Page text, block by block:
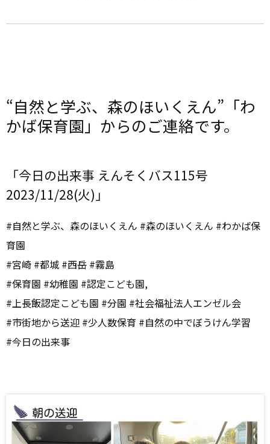
“自然と学ぶ、森のほいくえん”「わ
かば保育園」からのご連絡です。
「今日の出来事 えんそくバス115号
2023/11/28(火)」
#自然と学ぶ、森のほいくえん #森のほいくえん #わかば保
育園
#宮崎 #都城 #西岳 #霧島
#保育園 #幼稚園 #認定こども園,
#上長飯認定こども園 #分園 #社会福祉法人エンゼル会
#市街地から送迎 #少人数保育 #自然の中でぼうけん学習
#今日の出来事